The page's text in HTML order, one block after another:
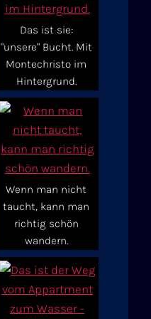
Das ist sie:
"unsere" Bucht. Mit
Montechristo im
Hintergrund.
Wenn man nicht
taucht, kann man
richtig schön
wandern.